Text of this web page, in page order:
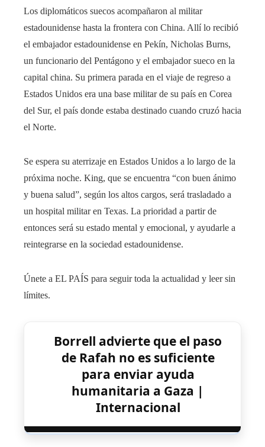
Los diplomáticos suecos acompañaron al militar
estadounidense hasta la frontera con China. Allí lo recibió
el embajador estadounidense en Pekín, Nicholas Burns,
un funcionario del Pentágono y el embajador sueco en la
capital china. Su primera parada en el viaje de regreso a
Estados Unidos era una base militar de su país en Corea
del Sur, el país donde estaba destinado cuando cruzó hacia
el Norte.
Se espera su aterrizaje en Estados Unidos a lo largo de la
próxima noche. King, que se encuentra “con buen ánimo
y buena salud”, según los altos cargos, será trasladado a
un hospital militar en Texas. La prioridad a partir de
entonces será su estado mental y emocional, y ayudarle a
reintegrarse en la sociedad estadounidense.
Únete a EL PAÍS para seguir toda la actualidad y leer sin
límites.
Borrell advierte que el paso
de Rafah no es suficiente
para enviar ayuda
humanitaria a Gaza |
Internacional